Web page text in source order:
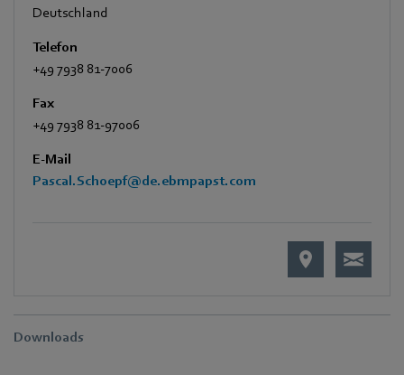
Deutschland
Telefon
+49 7938 81-7006
Fax
+49 7938 81-97006
E-Mail
Pascal.Schoepf@de.ebmpapst.com
Downloads